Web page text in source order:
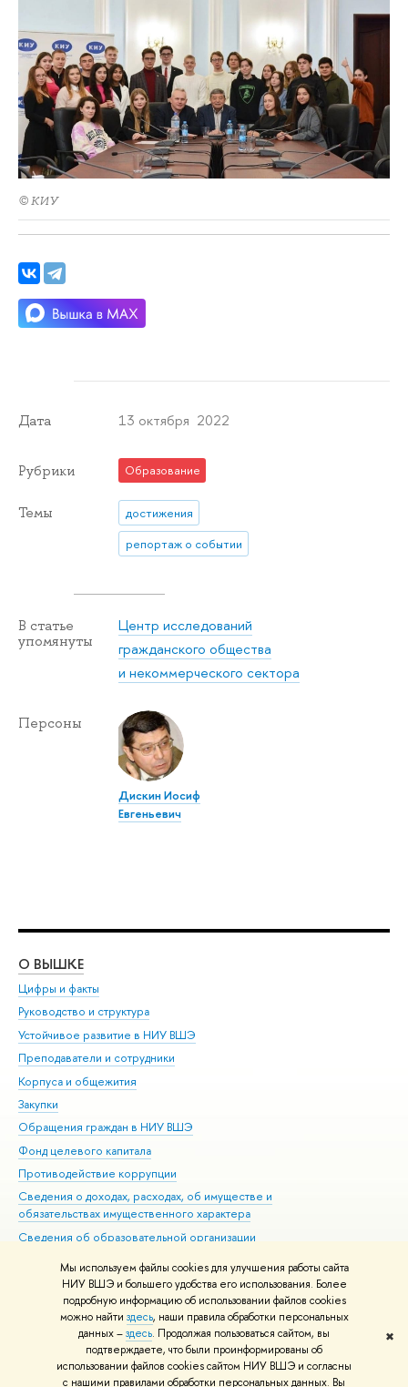
Мы используем файлы cookies для улучшения работы сайта
НИУ ВШЭ и большего удобства его использования. Более
подробную информацию об использовании файлов cookies
можно найти здесь, наши правила обработки персональных
данных –здесь. Продолжая пользоваться сайтом, вы
подтверждаете, что были проинформированы об
использовании файлов cookies сайтом НИУ ВШЭ и согласны
с нашими правилами обработки персональных данных. Вы
✖
© КИУ
Дата 13 октября 2022
Рубрики Образование
Темы
достижения
репортаж о событии
В статье
упомянуты
Центр исследований
гражданского общества
и некоммерческого сектора
Персоны
Дискин Иосиф
Евгеньевич
О ВЫШКЕ
Цифры и факты
Руководство и структура
Устойчивое развитие в НИУ ВШЭ
Преподаватели и сотрудники
Корпуса и общежития
Закупки
Обращения граждан в НИУ ВШЭ
Фонд целевого капитала
Противодействие коррупции
Сведения о доходах, расходах, об имуществе и
обязательствах имущественного характера
Сведения об образовательной организации
Людям с ограниченными возможностями здоровья
Единая платежная страница
Работа в Вышке
© НИУ ВШЭ 1993–2026 Адреса и контакты Условия использования
материалов Политика конфиденциальности Карта сайта